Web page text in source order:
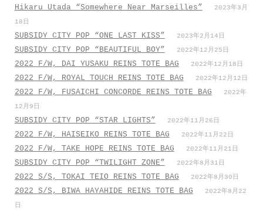
Hikaru Utada “Somewhere Near Marseilles”
2023年3月
18日
SUBSIDY CITY POP “ONE LAST KISS” 2023年2月14日
SUBSIDY CITY POP “BEAUTIFUL BOY” 2022年12月25日
2022 F/W, DAI YUSAKU REINS TOTE BAG 2022年12月18日
2022 F/W, ROYAL TOUCH REINS TOTE BAG 2022年12月12日
2022 F/W, FUSAICHI CONCORDE REINS TOTE BAG
2022年
12月9日
SUBSIDY CITY POP “STAR LIGHTS” 2022年11月26日
2022 F/W, HAISEIKO REINS TOTE BAG 2022年11月22日
2022 F/W, TAKE HOPE REINS TOTE BAG 2022年11月21日
SUBSIDY CITY POP “TWILIGHT ZONE” 2022年8月31日
2022 S/S, TOKAI TEIO REINS TOTE BAG 2022年8月30日
2022 S/S, BIWA HAYAHIDE REINS TOTE BAG
2022年8月22
日